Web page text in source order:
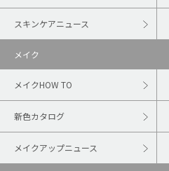
スキンケアニュース
メイク
メイクHOW TO
新色カタログ
メイクアップニュース